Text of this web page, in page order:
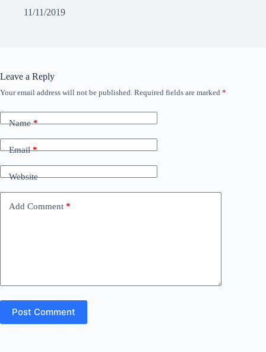
11/11/2019
Leave a Reply
Your email address will not be published. Required fields are marked *
Name*
Email*
Website
Add Comment *
Post Comment